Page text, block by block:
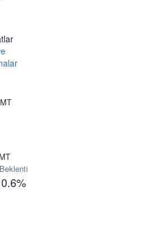
Beklenti
0.6%